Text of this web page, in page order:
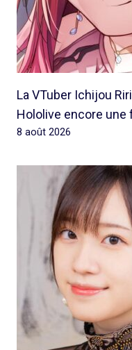
La VTuber Ichijou
Hololive encore une
8 août 2026